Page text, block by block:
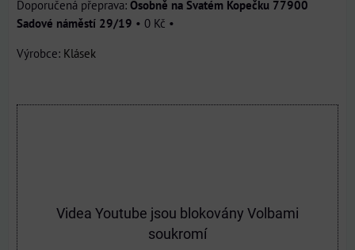
Osobně na Svatém Kopečku 77900
Sadové náměstí 29/19 • 0 Kč •
Výrobce: Klásek
Videa Youtube jsou blokovány Volbami
soukromí